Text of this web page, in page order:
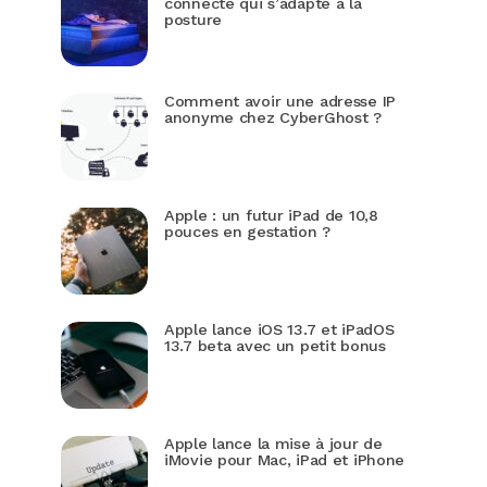
posture
Comment avoir une adresse IP
anonyme chez CyberGhost ?
Apple : un futur iPad de 10,8
pouces en gestation ?
Apple lance iOS 13.7 et iPadOS
13.7 beta avec un petit bonus
Apple lance la mise à jour de
iMovie pour Mac, iPad et iPhone